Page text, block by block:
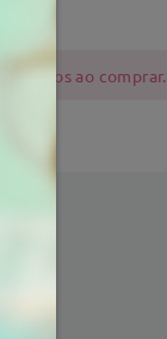
ao comprar.